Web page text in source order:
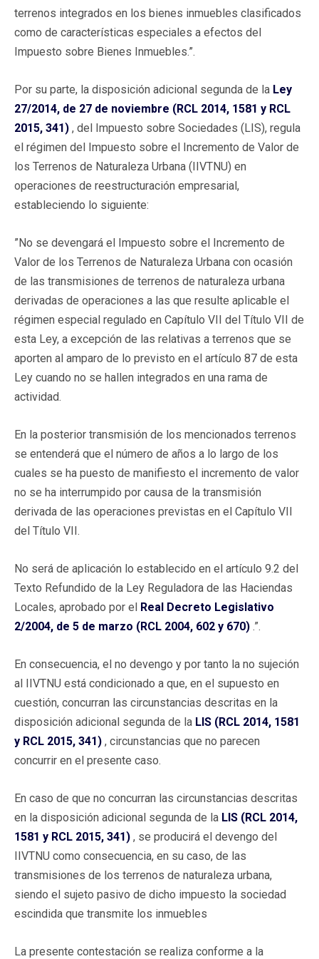
terrenos integrados en los bienes inmuebles clasificados
como de características especiales a efectos del
Impuesto sobre Bienes Inmuebles.”.
Por su parte, la disposición adicional segunda de la Ley
27/2014, de 27 de noviembre (RCL 2014, 1581 y RCL
2015, 341) , del Impuesto sobre Sociedades (LIS), regula
el régimen del Impuesto sobre el Incremento de Valor de
los Terrenos de Naturaleza Urbana (IIVTNU) en
operaciones de reestructuración empresarial,
estableciendo lo siguiente:
”No se devengará el Impuesto sobre el Incremento de
Valor de los Terrenos de Naturaleza Urbana con ocasión
de las transmisiones de terrenos de naturaleza urbana
derivadas de operaciones a las que resulte aplicable el
régimen especial regulado en Capítulo VII del Título VII de
esta Ley, a excepción de las relativas a terrenos que se
aporten al amparo de lo previsto en el artículo 87 de esta
Ley cuando no se hallen integrados en una rama de
actividad.
En la posterior transmisión de los mencionados terrenos
se entenderá que el número de años a lo largo de los
cuales se ha puesto de manifiesto el incremento de valor
no se ha interrumpido por causa de la transmisión
derivada de las operaciones previstas en el Capítulo VII
del Título VII.
No será de aplicación lo establecido en el artículo 9.2 del
Texto Refundido de la Ley Reguladora de las Haciendas
Locales, aprobado por el Real Decreto Legislativo
2/2004, de 5 de marzo (RCL 2004, 602 y 670) .”.
En consecuencia, el no devengo y por tanto la no sujeción
al IIVTNU está condicionado a que, en el supuesto en
cuestión, concurran las circunstancias descritas en la
disposición adicional segunda de la LIS (RCL 2014, 1581
y RCL 2015, 341) , circunstancias que no parecen
concurrir en el presente caso.
En caso de que no concurran las circunstancias descritas
en la disposición adicional segunda de la LIS (RCL 2014,
1581 y RCL 2015, 341) , se producirá el devengo del
IIVTNU como consecuencia, en su caso, de las
transmisiones de los terrenos de naturaleza urbana,
siendo el sujeto pasivo de dicho impuesto la sociedad
escindida que transmite los inmuebles
La presente contestación se realiza conforme a la